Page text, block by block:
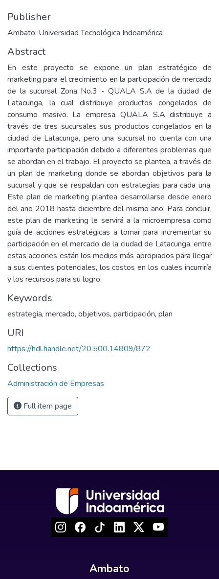
Publisher
Ambato: Universidad Tecnológica Indoamérica
Abstract
En este proyecto se expone un plan estratégico de
marketing para el crecimiento en la participación de mercado
de la sucursal Zona No.3 - QUALA S.A de la ciudad de
Latacunga, la cual distribuye productos congelados de
consumo masivo. La empresa QUALA S.A distribuye a
través de tres sucursales sus productos congelados en la
ciudad de Latacunga, pero una sucursal no cuenta con una
importante participación debido a diferentes problemas que
se abordan en el trabajo. El proyecto se plantea, a través de
un plan de marketing donde se abordan objetivos para la
sucursal y que se respaldan con estrategias para cada una.
Este plan de marketing plantea desarrollarse desde enero
del año 2018 hasta diciembre del mismo año. Para concluir,
este plan de marketing le servirá a la microempresa como
guía de acciones estratégicas a tomar para incrementar su
participación en el mercado de la ciudad de Latacunga, entre
estas acciones están los medios más apropiados para llegar
a sus clientes potenciales, los costos en los cuales incurriría
y los recursos para su logro.
Keywords
estrategia, mercado, objetivos, participación, plan
URI
https://hdl.handle.net/20.500.14809/872
Collections
Administración de Empresas
Full item page
Ambato